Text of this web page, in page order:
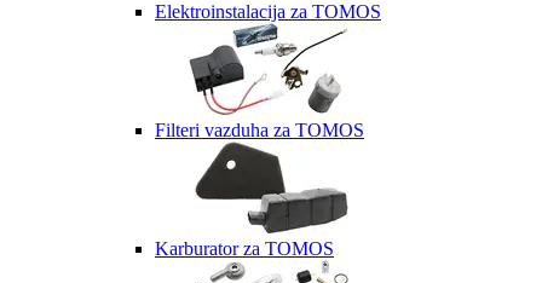
Elektroinstalacija za TOMOS
Filteri vazduha za TOMOS
Karburator za TOMOS